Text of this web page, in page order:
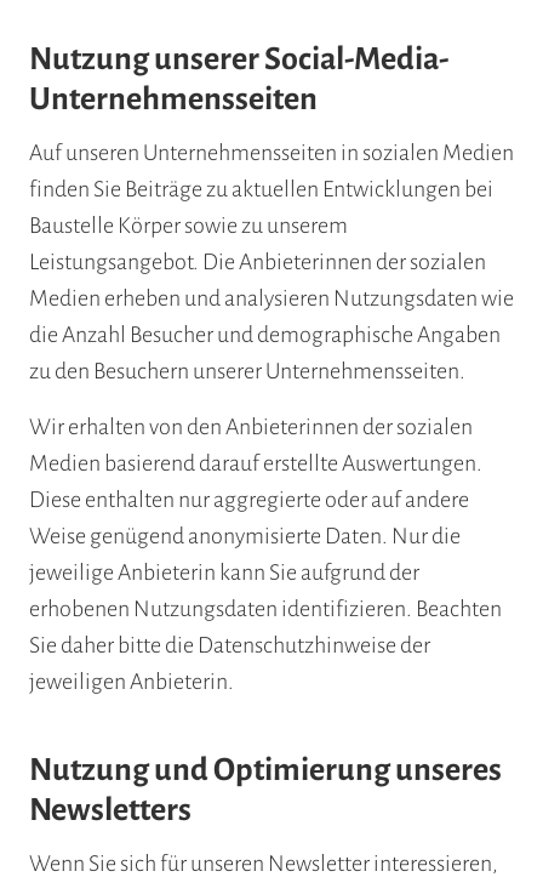
Nutzung unserer Social-Media-
Unternehmensseiten
Auf unseren Unternehmensseiten in sozialen Medien
finden Sie Beiträge zu aktuellen Entwicklungen bei
Baustelle Körper sowie zu unserem
Leistungsangebot. Die Anbieterinnen der sozialen
Medien erheben und analysieren Nutzungsdaten wie
die Anzahl Besucher und demographische Angaben
zu den Besuchern unserer Unternehmensseiten.
Wir erhalten von den Anbieterinnen der sozialen
Medien basierend darauf erstellte Auswertungen.
Diese enthalten nur aggregierte oder auf andere
Weise genügend anonymisierte Daten. Nur die
jeweilige Anbieterin kann Sie aufgrund der
erhobenen Nutzungsdaten identifizieren. Beachten
Sie daher bitte die Datenschutzhinweise der
jeweiligen Anbieterin.
Nutzung und Optimierung unseres
Newsletters
Wenn Sie sich für unseren Newsletter interessieren,